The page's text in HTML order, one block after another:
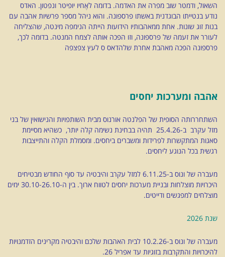
השאול, ודמטר שוב מפרה את האדמה. בדומה לאֶחיו יופיטר ונפטון. האדס
נודע בנטייתו הבוגדנית באשתו פרספונה. והוא ניהל מספר פרשיות אהבה עם
בנות זוג שונות. אחת ממאהבותיו הידועות הייתה הנימפה מינטה, שהצליחה
לעורר את זעמה של פרספונה, וזו הפכה אותה לצמח המנטה. בדומה לכך,
פרספונה הפכה מאהבת אחרת שלהדאס ס לעץ צפצפה
אהבה ומערכות יחסים
השתחררותה הסופית של הפלנטה אורנוס מבית השותפויות והנישואין של בני
מזל עקרב ב-25.4.26 תהיה בבחינת נשימה קלה יותר, כשהיא מסיימת
סאגות המתקשרות לפרידות ומשברים ביחסים. ומסמלת הקלה והתייצבות
רגשית בכל הנוגע ליחסים.
מעברה של ונוס ב-6.11.25 למזל עקרב והיבטיה עד סוף החודש מבטיחים
היכרויות מוצלחות ובניית מערכות יחסים לטווח ארוך. בין ה-30.10-26.10 ימים
מוצלחים למפגשים ודייטים.
שנת 2026
מעברה של ונוס ב-10.2.26 לבית האהבות שלכם והיבטיה מקרינים הזדמנויות
להיכרויות והתקרבות בזוגיות עד אפריל 26.